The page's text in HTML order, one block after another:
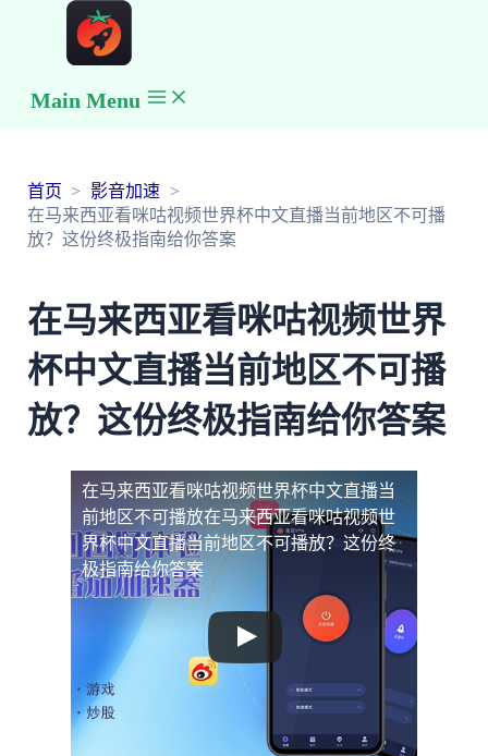
Main Menu
首页
影音加速
在马来西亚看咪咕视频世界杯中文直播当前地区不可播
放？这份终极指南给你答案
在马来西亚看咪咕视频世界
杯中文直播当前地区不可播
放？这份终极指南给你答案
在马来西亚看咪咕视频世界杯中文直播当
前地区不可播放在马来西亚看咪咕视频世
界杯中文直播当前地区不可播放？这份终
极指南给你答案